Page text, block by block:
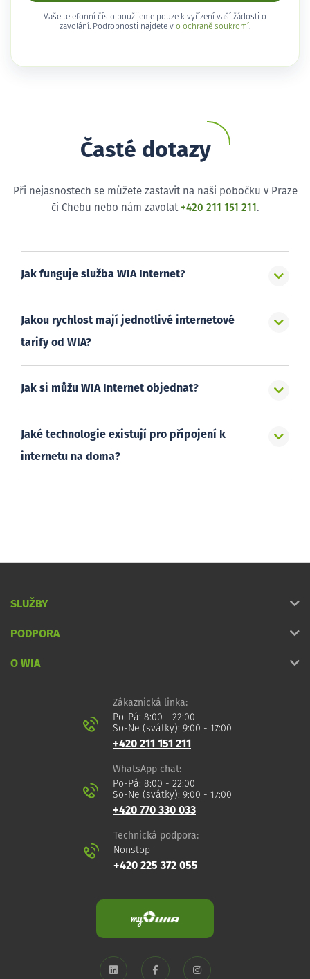
Vaše telefonní číslo použijeme pouze k vyřízení vaší žádosti o
zavolání. Podrobnosti najdete v o ochraně soukromí .
Časté dotazy
Při nejasnostech se můžete zastavit na naši pobočku v Praze
či Chebu nebo nám zavolat +420 211 151 211 .
Jak funguje služba WIA Internet?
Jakou rychlost mají jednotlivé internetové
tarify od WIA?
Jak si můžu WIA Internet objednat?
Jaké technologie existují pro připojení k
internetu na doma?
SLUŽBY
PODPORA
O WIA
Zákaznická linka:
Po-Pá: 8:00 - 22:00
So-Ne (svátky): 9:00 - 17:00
+420 211 151 211
WhatsApp chat:
Po-Pá: 8:00 - 22:00
So-Ne (svátky): 9:00 - 17:00
+420 770 330 033
Technická podpora:
Nonstop
+420 225 372 055